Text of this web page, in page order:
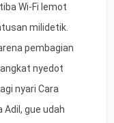
Wi-Fi lemot
milidetik.
pembagian
nyedot
nyari Cara
gue udah